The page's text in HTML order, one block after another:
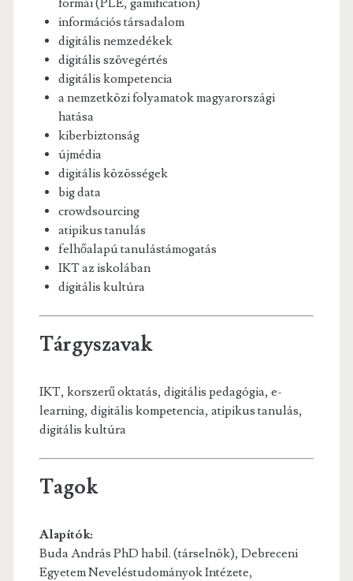
információs társadalom
digitális nemzedékek
digitális szövegértés
digitális kompetencia
a nemzetközi folyamatok magyarországi
hatása
kiberbiztonság
újmédia
digitális közösségek
big data
crowdsourcing
atipikus tanulás
felhőalapú tanulástámogatás
IKT az iskolában
digitális kultúra
Tárgyszavak
IKT, korszerű oktatás, digitális pedagógia, e-
learning, digitális kompetencia, atipikus tanulás,
digitális kultúra
Tagok
Alapítók:
Buda András PhD habil. (társelnök), Debreceni
Egyetem Neveléstudományok Intézete,